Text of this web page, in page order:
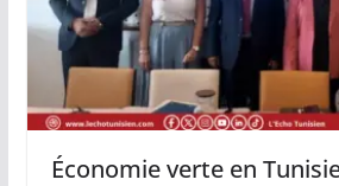
Économie verte en